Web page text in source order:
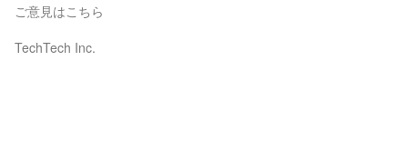
ご意見はこちら
TechTech Inc.